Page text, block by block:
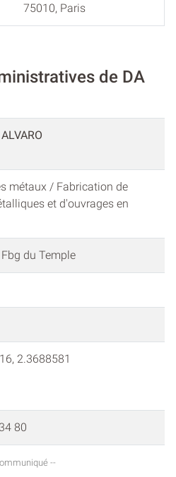
75010, Paris
de DA
métaux / Fabrication de
et d'ouvrages en
du Temple
2.3688581
80
--